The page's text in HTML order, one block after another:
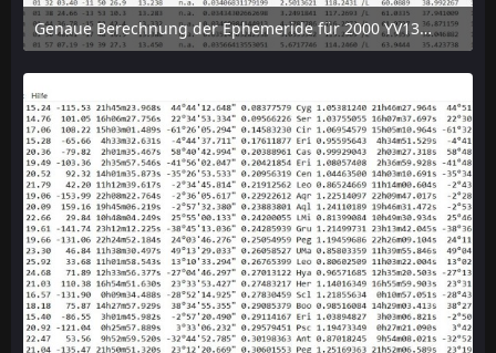
Genaue Berechnung der Ephemeride für 2000 YV137 mit dem online-tool "Horizon" des JPL
6. August 2026 um 15:38